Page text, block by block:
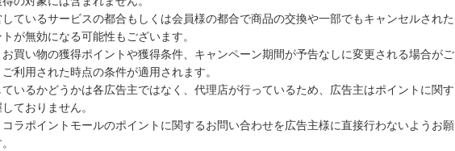
ているサービスの都合もしくは会員様の都合で商品の交換や一部でもキャンセルされた
が無効になる可能性もございます。
買い物の獲得ポイントや獲得条件、キャンペーン期間が予告なしに変更される場合がご
利用された時点の条件が適用されます。
いるかどうかは各広告主ではなく、代理店が行っているため、広告主はポイントに関す
ておりません。
ラポイントモールのポイントに関するお問い合わせを広告主様に直接行わないようお願